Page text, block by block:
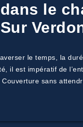
le
le temps, la
il est impératif de
sans